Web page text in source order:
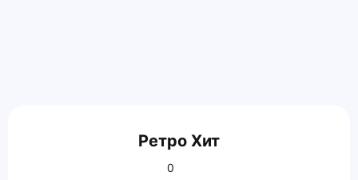
Ретро Хит
0